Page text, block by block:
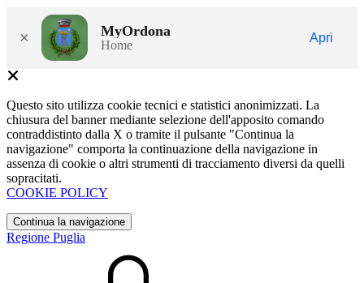
× MyOrdona
Home
Apri
Questo sito utilizza cookie tecnici e statistici anonimizzati. La
chiusura del banner mediante selezione dell'apposito comando
contraddistinto dalla X o tramite il pulsante "Continua la
navigazione" comporta la continuazione della navigazione in
assenza di cookie o altri strumenti di tracciamento diversi da quelli
sopracitati.
COOKIE POLICY
Continua la navigazione
Regione Puglia